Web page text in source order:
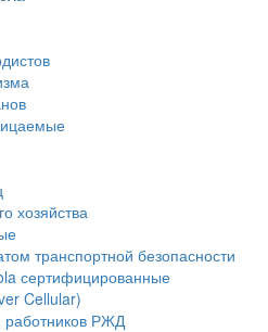
хозяйства
транспортной безопасности
сертифицированные
Cellular)
работников РЖД